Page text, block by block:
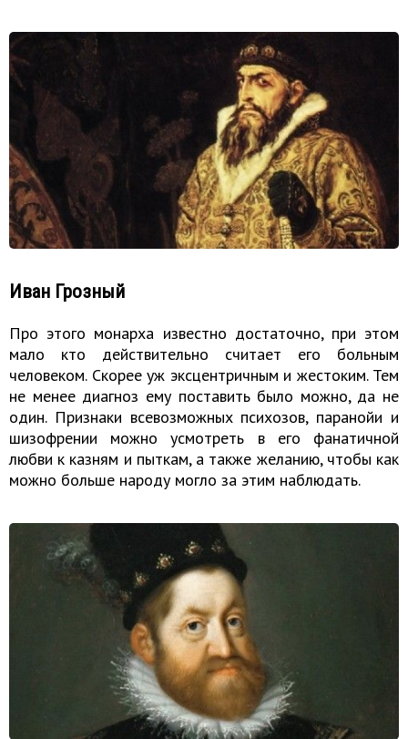
Иван Грозный
Про этого монарха известно достаточно, при этом
мало кто действительно считает его больным
человеком. Скорее уж эксцентричным и жестоким. Тем
не менее диагноз ему поставить было можно, да не
один. Признаки всевозможных психозов, паранойи и
шизофрении можно усмотреть в его фанатичной
любви к казням и пыткам, а также желанию, чтобы как
можно больше народу могло за этим наблюдать.